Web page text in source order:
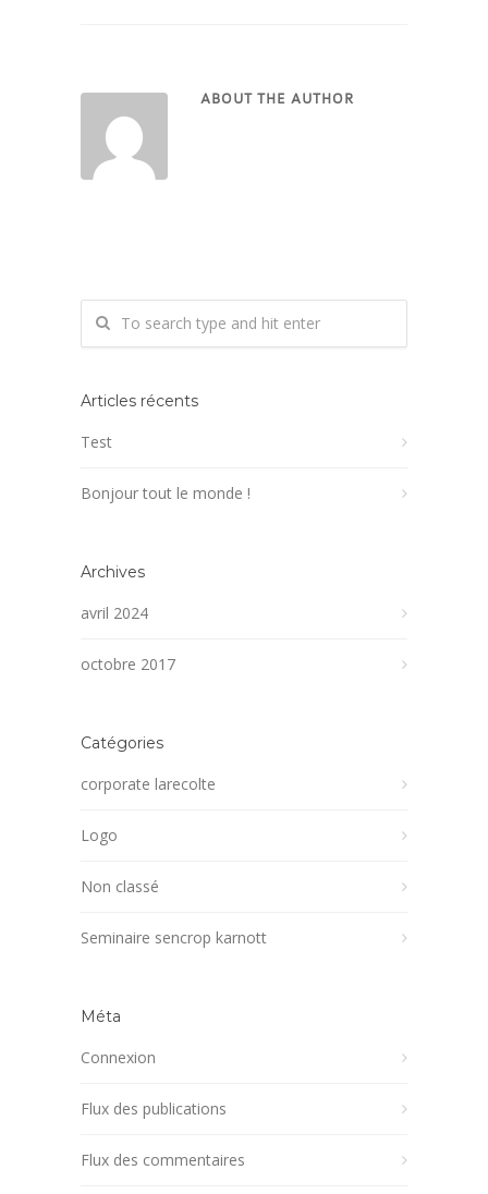
ABOUT THE AUTHOR
Articles récents
Test
Bonjour tout le monde !
Archives
avril 2024
octobre 2017
Catégories
corporate larecolte
Logo
Non classé
Seminaire sencrop karnott
Méta
Connexion
Flux des publications
Flux des commentaires